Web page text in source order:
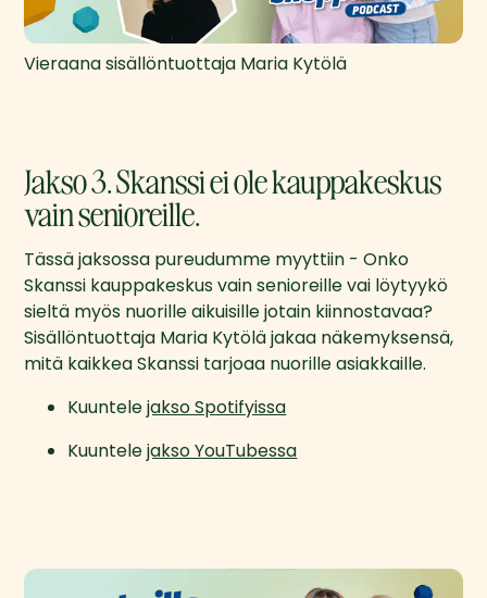
Vieraana sisällöntuottaja Maria Kytölä
Jakso 3. Skanssi ei ole kauppakeskus
vain senioreille.
Tässä jaksossa pureudumme myyttiin - Onko
Skanssi kauppakeskus vain senioreille vai löytyykö
sieltä myös nuorille aikuisille jotain kiinnostavaa?
Sisällöntuottaja Maria Kytölä jakaa näkemyksensä,
mitä kaikkea Skanssi tarjoaa nuorille asiakkaille.
Kuuntele jakso Spotifyissa
Kuuntele jakso YouTubessa